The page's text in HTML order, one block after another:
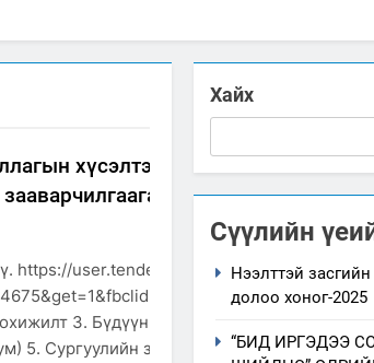
хүсэлтээр холбогдох
хангасан тухай
https://user.tender.gov.mn/mn/plan/index?
3. Бүдүүн гичгэний голд гүүр барих
5. Сургуулийн засвар (Өндөр-Улаан сум)
Хайх
Сүүлийн
Нээлттэй
долоо хоног-2025
“БИД ИРГЭДЭЭ